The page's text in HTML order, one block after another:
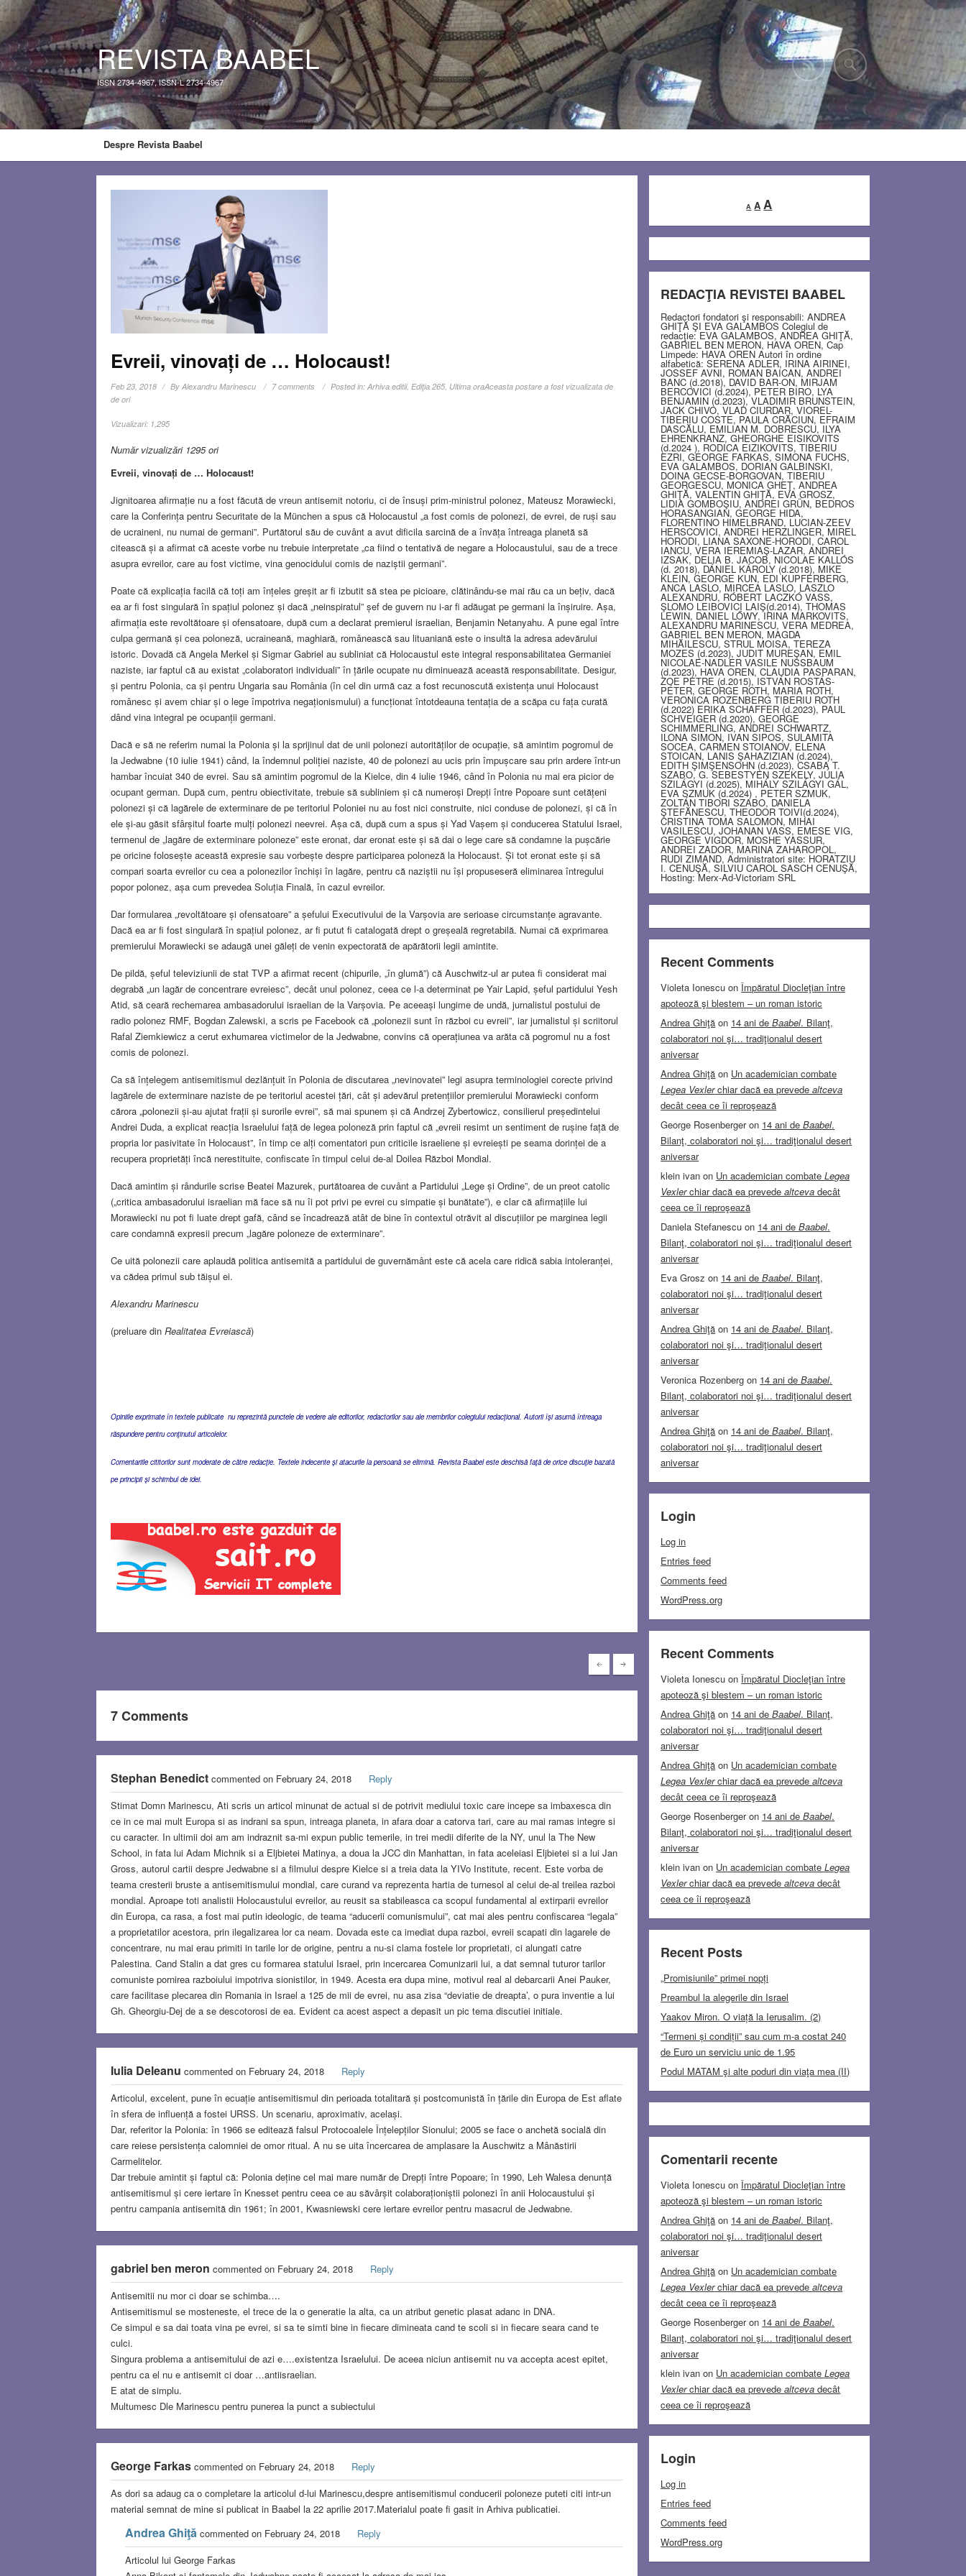
REVISTA BAABEL
ISSN 2734-4967, ISSN-L 2734-4967
Despre Revista Baabel
Evreii, vinovați de … Holocaust!
Feb 23, 2018 ByAlexandru Marinescu 7 comments Posted in:Arhiva editii,Ediţia 265, Ultima oraAceasta postare a fost vizualizata de
de ori
Vizualizari: 1,295
Număr vizualizări 1295 ori
Evreii, vinovați de … Holocaust!
Jignitoarea afirmație nu a fost făcută de vreun antisemit notoriu, ci de însuși prim-ministrul polonez, Mateusz Morawiecki,
care la Conferința pentru Securitate de la München a spus că Holocaustul „a fost comis de polonezi, de evrei, de ruși sau
de ucraineni, nu numai de germani”. Purtătorul său de cuvânt a avut dificila sarcină de a învăța întreaga planetă să
citească și a afirmat că aceste vorbe nu trebuie interpretate „ca fiind o tentativă de negare a Holocaustului, sau de a trece
asupra evreilor, care au fost victime, vina genocidului comis de naziștii germani”.
Poate că explicația facilă că toți am înțeles greșit ar fi izbutit să stea pe picioare, clătinându-se mai rău ca un bețiv, dacă
ea ar fi fost singulară în spațiul polonez și dacă „neinspiratul” șef de guvern nu i-ar fi adăugat pe germani la înșiruire. Așa,
afirmația este revoltătoare și ofensatoare, după cum a declarat premierul israelian, Benjamin Netanyahu. A pune egal între
culpa germană și cea poloneză, ucraineană, maghiară, românească sau lituaniană este o insultă la adresa adevărului
istoric. Dovadă că Angela Merkel și Sigmar Gabriel au subliniat că Holocaustul este integral responsabilitatea Germaniei
naziste, iar faptul că au existat „colaboratori individuali” în țările ocupate nu diminuează această responsabilitate. Desigur,
și pentru Polonia, ca și pentru Ungaria sau România (în cel din urmă caz a fost recunoscută existența unui Holocaust
românesc și avem chiar și o lege împotriva negaționismului) a funcționat întotdeauna tentația de a scăpa cu fața curată
dând vina integral pe ocupanții germani.
Dacă e să ne referim numai la Polonia și la sprijinul dat de unii polonezi autorităților de ocupație, să amintim pogromul de
la Jedwabne (10 iulie 1941) când, la îndemnul poliției naziste, 40 de polonezi au ucis prin împușcare sau prin ardere într-un
hambar încuiat 340 de evrei. Sau să amintim pogromul de la Kielce, din 4 iulie 1946, când în Polonia nu mai era picior de
ocupant german. După cum, pentru obiectivitate, trebuie să subliniem și că numeroși Drepți între Popoare sunt cetățeni
polonezi și că lagărele de exterminare de pe teritoriul Poloniei nu au fost nici construite, nici conduse de polonezi, și că în
ele și-au găsit sfârșitul foarte mulți polonezi neevrei. Așa că, după cum a spus și Yad Vașem și conducerea Statului Israel,
termenul de „lagăre de exterminare poloneze” este eronat, dar eronat este și să dai o lege care să condamne la pușcărie
pe oricine folosește această expresie sau vorbește despre participarea poloneză la Holocaust. Și tot eronat este și să
compari soarta evreilor cu cea a polonezilor închiși în lagăre, pentru că naziștii nu își propuseseră eliminarea întregului
popor polonez, așa cum prevedea Soluția Finală, în cazul evreilor.
Dar formularea „revoltătoare și ofensatoare” a șefului Executivului de la Varșovia are serioase circumstanțe agravante.
Dacă ea ar fi fost singulară în spațiul polonez, ar fi putut fi catalogată drept o greșeală regretabilă. Numai că exprimarea
premierului Morawiecki se adaugă unei găleți de venin expectorată de apărătorii legii amintite.
De pildă, șeful televiziunii de stat TVP a afirmat recent (chipurile, „în glumă”) că Auschwitz-ul ar putea fi considerat mai
degrabă „un lagăr de concentrare evreiesc”, decât unul polonez, ceea ce l-a determinat pe Yair Lapid, șeful partidului Yesh
Atid, să ceară rechemarea ambasadorului israelian de la Varșovia. Pe aceeași lungime de undă, jurnalistul postului de
radio polonez RMF, Bogdan Zalewski, a scris pe Facebook că „polonezii sunt în război cu evreii”, iar jurnalistul și scriitorul
Rafal Ziemkiewicz a cerut exhumarea victimelor de la Jedwabne, convins că operațiunea va arăta că pogromul nu a fost
comis de polonezi.
Ca să înțelegem antisemitismul dezlănțuit în Polonia de discutarea „nevinovatei” legi asupra terminologiei corecte privind
lagărele de exterminare naziste de pe teritoriul acestei țări, cât și adevărul pretențiilor premierului Morawiecki conform
cărora „polonezii și-au ajutat frații și surorile evrei”, să mai spunem și că Andrzej Zybertowicz, consilierul președintelui
Andrei Duda, a explicat reacția Israelului față de legea poloneză prin faptul că „evreii resimt un sentiment de rușine față de
propria lor pasivitate în Holocaust”, în timp ce alți comentatori pun criticile israeliene și evreiești pe seama dorinței de a
recupera proprietăți încă nerestituite, confiscate în timpul celui de-al Doilea Război Mondial.
Dacă amintim și rândurile scrise Beatei Mazurek, purtătoarea de cuvânt a Partidului „Lege și Ordine”, de un preot catolic
(„critica ambasadorului israelian mă face să nu îi pot privi pe evrei cu simpatie și bunătate”), e clar că afirmațiile lui
Morawiecki nu pot fi luate drept gafă, când se încadrează atât de bine în contextul otrăvit al discuțiilor pe marginea legii
care condamnă expresii precum „lagăre poloneze de exterminare”.
Ce uită polonezii care aplaudă politica antisemită a partidului de guvernământ este că acela care ridică sabia intoleranței,
va cădea primul sub tăișul ei.
Alexandru Marinescu
(preluare dinRealitatea Evreiască)
Opiniile exprimate în textele publicate nu reprezintă punctele de vedere ale editorilor, redactorilor sau ale membrilor colegiului redacţional. Autorii îşi asumă întreaga
răspundere pentru conţinutul articolelor.
Comentariile cititorilor sunt moderate de către redacţie. Textele indecente şi atacurile la persoană se elimină. Revista Baabel este deschisă faţă de orice discuţie bazată
pe principii şi schimbul de idei.
7 Comments
Stephan Benedict commented on February 24, 2018
Reply
Stimat Domn Marinescu, Ati scris un articol minunat de actual si de potrivit mediului toxic care incepe sa imbaxesca din
ce in ce mai mult Europa si as indrani sa spun, intreaga planeta, in afara doar a catorva tari, care au mai ramas integre si
cu caracter. In ultimii doi am am indraznit sa-mi expun public temerile, in trei medii diferite de la NY, unul la The New
School, in fata lui Adam Michnik si a Eljbietei Matinya, a doua la JCC din Manhattan, in fata aceleiasi Eljbietei si a lui Jan
Gross, autorul cartii despre Jedwabne si a filmului despre Kielce si a treia data la YIVo Institute, recent. Este vorba de
teama cresterii bruste a antisemitismului mondial, care curand va reprezenta hartia de turnesol al celui de-al treilea razboi
mondial. Aproape toti analistii Holocaustului evreilor, au reusit sa stabileasca ca scopul fundamental al extirparii evreilor
din Europa, ca rasa, a fost mai putin ideologic, de teama “aducerii comunismului”, cat mai ales pentru confiscarea “legala”
a proprietatilor acestora, prin ilegalizarea lor ca neam. Dovada este ca imediat dupa razboi, evreii scapati din lagarele de
concentrare, nu mai erau primiti in tarile lor de origine, pentru a nu-si clama fostele lor proprietati, ci alungati catre
Palestina. Cand Stalin a dat gres cu formarea statului Israel, prin incercarea Comunizarii lui, a dat semnal tuturor tarilor
comuniste pornirea razboiului impotriva sionistilor, in 1949. Acesta era dupa mine, motivul real al debarcarii Anei Pauker,
care facilitase plecarea din Romania in Israel a 125 de mii de evrei, nu asa zisa “deviatie de dreapta’, o pura inventie a lui
Gh. Gheorgiu-Dej de a se descotorosi de ea. Evident ca acest aspect a depasit un pic tema discutiei initiale.
Iulia Deleanu commented on February 24, 2018
Reply
Articolul, excelent, pune în ecuație antisemitismul din perioada totalitară și postcomunistă în țările din Europa de Est aflate
în sfera de influență a fostei URSS. Un scenariu, aproximativ, același.
Dar, referitor la Polonia: în 1966 se editează falsul Protocoalele Înțelepților Sionului; 2005 se face o anchetă socială din
care reiese persistența calomniei de omor ritual. A nu se uita încercarea de amplasare la Auschwitz a Mânăstirii
Carmelitelor.
Dar trebuie amintit și faptul că: Polonia deține cel mai mare număr de Drepți între Popoare; în 1990, Leh Walesa denunță
antisemitismul și cere iertare în Knesset pentru ceea ce au săvârșit colaboraționiștii polonezi în anii Holocaustului și
pentru campania antisemită din 1961; în 2001, Kwasniewski cere iertare evreilor pentru masacrul de Jedwabne.
gabriel ben meron commented on February 24, 2018
Reply
Antisemitii nu mor ci doar se schimba….
Antisemitismul se mosteneste, el trece de la o generatie la alta, ca un atribut genetic plasat adanc in DNA.
Ce simpul e sa dai toata vina pe evrei, si sa te simti bine in fiecare dimineata cand te scoli si in fiecare seara cand te
culci.
Singura problema a antisemitului de azi e….existentza Israelului. De aceea niciun antisemit nu va accepta acest epitet,
pentru ca el nu e antisemit ci doar …antiisraelian.
E atat de simplu.
Multumesc Dle Marinescu pentru punerea la punct a subiectului
George Farkas commented on February 24, 2018
Reply
As dori sa adaug ca o completare la articolul d-lui Marinescu,despre antisemitismul conducerii poloneze puteti citi intr-un
material semnat de mine si publicat in Baabel la 22 aprilie 2017.Materialul poate fi gasit in Arhiva publicatiei.
Andrea Ghiţă commented on February 24, 2018
Reply
Articolul lui George Farkas
A
Decrease
font
A Reset
AIncrease
font
REDACŢIA REVISTEI BAABEL
Redactori fondatori şi responsabili: ANDREA
GHIŢĂ ŞI EVA GALAMBOS Colegiul de
redacţie: EVA GALAMBOS, ANDREA GHIŢĂ,
GABRIEL BEN MERON, HAVA OREN, Cap
Limpede: HAVA OREN Autori în ordine
alfabetică: SERENA ADLER, IRINA AIRINEI,
JOSSEF AVNI, ROMAN BAICAN, ANDREI
BANC (d.2018), DAVID BAR-ON, MIRJAM
BERCOVICI (d.2024), PETER BIRO, LYA
BENJAMIN (d.2023), VLADIMIR BRUNSTEIN,
JACK CHIVO, VLAD CIURDAR, VIOREL-
TIBERIU COSTE, PAULA CRĂCIUN, EFRAIM
DASCĂLU, EMILIAN M. DOBRESCU, ILYA
EHRENKRANZ, GHEORGHE EISIKOVITS
(d.2024 ), RODICA EIZIKOVITS, TIBERIU
EZRI, GEORGE FARKAS, SIMONA FUCHS,
EVA GALAMBOS, DORIAN GALBINSKI,
DOINA GECSE-BORGOVAN, TIBERIU
GEORGESCU, MONICA GHEŢ, ANDREA
GHIŢĂ, VALENTIN GHIŢĂ, EVA GROSZ,
LIDIA GOMBOŞIU, ANDREI GRÜN, BEDROS
HORASANGIAN, GEORGE HIDA,
FLORENTINO HIMELBRAND, LUCIAN-ZEEV
HERSCOVICI, ANDREI HERZLINGER, MIREL
HORODI, LIANA SAXONE-HORODI, CAROL
IANCU, VERA IEREMIAŞ-LAZAR, ANDREI
IZSAK, DELIA B. JACOB, NICOLAE KALLÓS
(d. 2018), DÁNIEL KÁROLY (d.2018), MIKE
KLEIN, GEORGE KUN, EDI KUPFERBERG,
ANCA LASLO, MIRCEA LASLO, LASZLO
ALEXANDRU, RÓBERT LACZKÓ VASS,
ŞLOMO LEIBOVICI LAIŞ(d.2014), THOMAS
LEWIN, DANIEL LŐWY, IRINA MARKOVITS,
ALEXANDRU MARINESCU, VERA MEDREA,
GABRIEL BEN MERON, MAGDA
MIHĂILESCU, STRUL MOISA, TEREZA
MOZES (d.2023), JUDIT MUREŞAN, EMIL
NICOLAE-NADLER VASILE NUSSBAUM
(d.2023), HAVA OREN, CLAUDIA PASPARAN,
ZOE PETRE (d.2015), ISTVÁN ROSTÁS-
PÉTER, GEORGE ROTH, MARIA ROTH,
VERONICA ROZENBERG TIBERIU ROTH
(d.2022) ERIKA SCHAFFER (d.2023), PAUL
SCHVEIGER (d.2020), GEORGE
SCHIMMERLING, ANDREI SCHWARTZ,
ILONA SIMON, IVAN SIPOS, SULAMITA
SOCEA, CARMEN STOIANOV, ELENA
STOICAN, LANIS ŞAHAZIZIAN (d.2024),
EDITH ŞIMŞENSOHN (d.2023), CSABA T.
SZABO, G. SEBESTYEN SZEKELY, JÚLIA
SZILÁGYI (d.2025), MIHÁLY SZILÁGYI GÁL,
EVA SZMUK (d.2024) , PETER SZMUK,
ZOLTÁN TIBORI SZABO, DANIELA
ŞTEFĂNESCU, THEODOR TOIVI(d.2024),
CRISTINA TOMA SALOMON, MIHAI
VASILESCU, JOHANAN VASS, EMESE VIG,
GEORGE VIGDOR, MOSHE YASSUR,
ANDREI ZADOR, MARINA ZAHAROPOL,
RUDI ZIMAND, Administratori site: HORATZIU
I. CENUŞĂ, SILVIU CAROL SASCH CENUŞĂ,
Hosting: Merx-Ad-Victoriam SRL
Recent Comments
Violeta Ionescu onÎmpăratul Diocleţian între
apoteoză şi blestem – un roman istoric
Andrea Ghiţă on 14 ani deBaabel. Bilanţ,
colaboratori noi şi… tradiţionalul desert
aniversar
Andrea Ghiţă on Un academician combate
Legea Vexlerchiar dacă ea prevedealtceva
decât ceea ce îi reproşează
George Rosenbergeron 14 ani deBaabel.
Bilanţ, colaboratori noi şi… tradiţionalul desert
aniversar
klein ivan on Un academician combateLegea
Vexlerchiar dacă ea prevedealtceva decât
ceea ce îi reproşează
Daniela Stefanescu on 14 ani deBaabel.
Bilanţ, colaboratori noi şi… tradiţionalul desert
aniversar
Eva Grosz on 14 ani deBaabel. Bilanţ,
colaboratori noi şi… tradiţionalul desert
aniversar
Andrea Ghiţă on 14 ani deBaabel. Bilanţ,
colaboratori noi şi… tradiţionalul desert
aniversar
Veronica Rozenberg on 14 ani deBaabel.
Bilanţ, colaboratori noi şi… tradiţionalul desert
aniversar
Andrea Ghiţă on 14 ani deBaabel. Bilanţ,
colaboratori noi şi… tradiţionalul desert
aniversar
Login
Log in
Entries feed
Comments feed
WordPress.org
Recent Comments
Violeta Ionescu onÎmpăratul Diocleţian între
apoteoză şi blestem – un roman istoric
Andrea Ghiţă on 14 ani deBaabel. Bilanţ,
colaboratori noi şi… tradiţionalul desert
aniversar
Andrea Ghiţă on Un academician combate
Legea Vexlerchiar dacă ea prevedealtceva
decât ceea ce îi reproşează
George Rosenbergeron 14 ani deBaabel.
Bilanţ, colaboratori noi şi… tradiţionalul desert
aniversar
klein ivan on Un academician combateLegea
Vexlerchiar dacă ea prevedealtceva decât
ceea ce îi reproşează
Recent Posts
„Promisiunile” primei nopți
Preambul la alegerile din Israel
Yaakov Miron. O viață la Ierusalim. (2)
“Termeni și condiții” sau cum m-a costat 240
de Euro un serviciu unic de 1.95
Podul MATAM şi alte poduri din viaţa mea (II)
Comentarii recente
Violeta Ionescu onÎmpăratul Diocleţian între
apoteoză şi blestem – un roman istoric
Andrea Ghiţă on 14 ani deBaabel. Bilanţ,
colaboratori noi şi… tradiţionalul desert
aniversar
Andrea Ghiţă on Un academician combate
Legea Vexlerchiar dacă ea prevedealtceva
decât ceea ce îi reproşează
George Rosenbergeron 14 ani deBaabel.
Bilanţ, colaboratori noi şi… tradiţionalul desert
aniversar
klein ivan on Un academician combateLegea
Vexlerchiar dacă ea prevedealtceva decât
ceea ce îi reproşează
Login
Log in
Entries feed
Comments feed
WordPress.org